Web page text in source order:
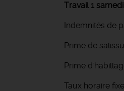
Travail 1
Indemnités de
Prime de
Prime
Taux horaire